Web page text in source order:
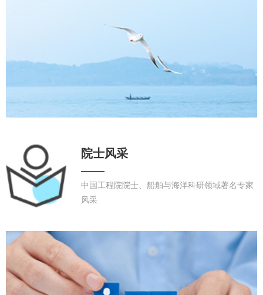
院士风采
中国工程院院士、船舶与海洋科研领域著名专家
风采